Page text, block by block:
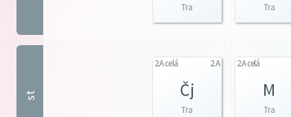
Tra Tra
st
2.A celá 2.A
Čj
Tra
2.A celá
M
Tra